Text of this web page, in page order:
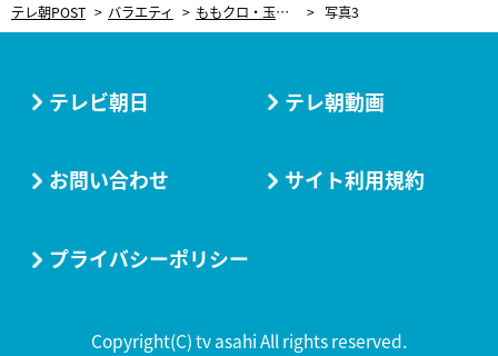
テレ朝POST バラエティ ももクロ・玉井詩織「真剣勝負で生きてきた」これまでの“悔しい思い”に本気リベンジ！ 写真3
テレビ朝日 テレ朝動画
お問い合わせ サイト利用規約
プライバシーポリシー
Copyright(C) tv asahi All rights reserved.